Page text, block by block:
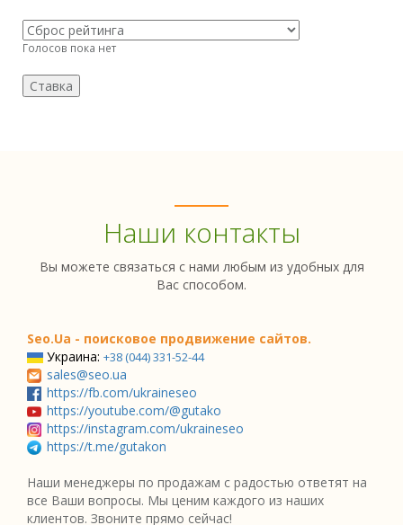
Голосов пока нет
Наши контакты
Вы можете связаться с нами любым из удобных для
Вас способом.
Seo.Ua - поисковое продвижение сайтов.
Украина: +38 (044) 331-52-44
sales@seo.ua
https://fb.com/ukraineseo
https://youtube.com/@gutako
https://instagram.com/ukraineseo
https://t.me/gutakon
Наши менеджеры по продажам с радостью ответят на
все Ваши вопросы. Мы ценим каждого из наших
клиентов. Звоните прямо сейчас!